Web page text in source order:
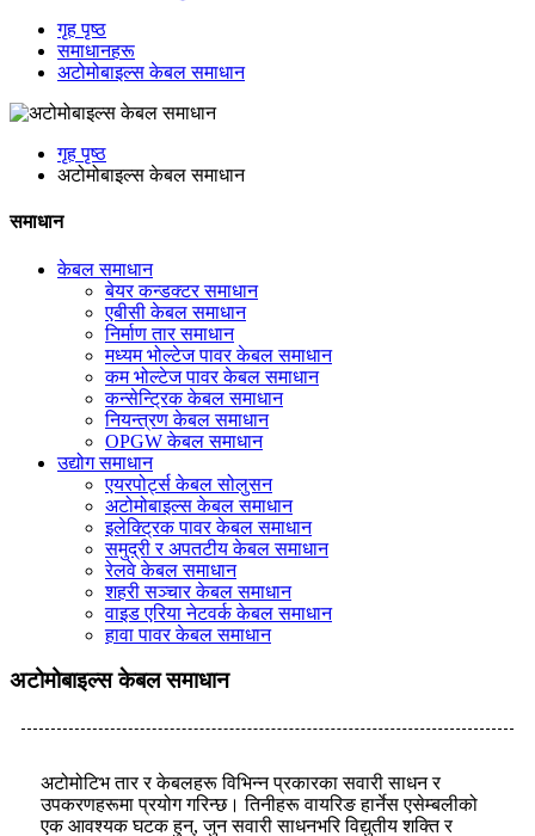
गृह पृष्ठ
समाधानहरू
अटोमोबाइल्स केबल समाधान
गृह पृष्ठ
अटोमोबाइल्स केबल समाधान
समाधान
केबल समाधान
बेयर कन्डक्टर समाधान
एबीसी केबल समाधान
निर्माण तार समाधान
मध्यम भोल्टेज पावर केबल समाधान
कम भोल्टेज पावर केबल समाधान
कन्सेन्ट्रिक केबल समाधान
नियन्त्रण केबल समाधान
OPGW केबल समाधान
उद्योग समाधान
एयरपोर्ट्स केबल सोलुसन
अटोमोबाइल्स केबल समाधान
इलेक्ट्रिक पावर केबल समाधान
समुद्री र अपतटीय केबल समाधान
रेलवे केबल समाधान
शहरी सञ्चार केबल समाधान
वाइड एरिया नेटवर्क केबल समाधान
हावा पावर केबल समाधान
अटोमोबाइल्स केबल समाधान
अटोमोटिभ तार र केबलहरू विभिन्न प्रकारका सवारी साधन र
उपकरणहरूमा प्रयोग गरिन्छ। तिनीहरू वायरिङ हार्नेस एसेम्बलीको
एक आवश्यक घटक हुन्, जुन सवारी साधनभरि विद्युतीय शक्ति र